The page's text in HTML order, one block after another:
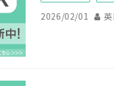
2026/02/01